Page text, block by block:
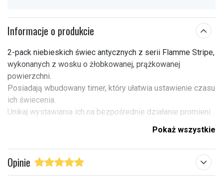
Informacje o produkcie
2-pack niebieskich świec antycznych z serii Flamme Stripe,
wykonanych z wosku o żłobkowanej, prążkowanej
powierzchni.
Posiadają wbudowany timer, który ułatwia ustawienie czasu
ich świecenia.
Unikaj wystawiania ich na bezpośrednie działanie promieni
Kolor: Niebieski
Barwa światła: Ciepła biała
Pokaż wszystkie
Opinie